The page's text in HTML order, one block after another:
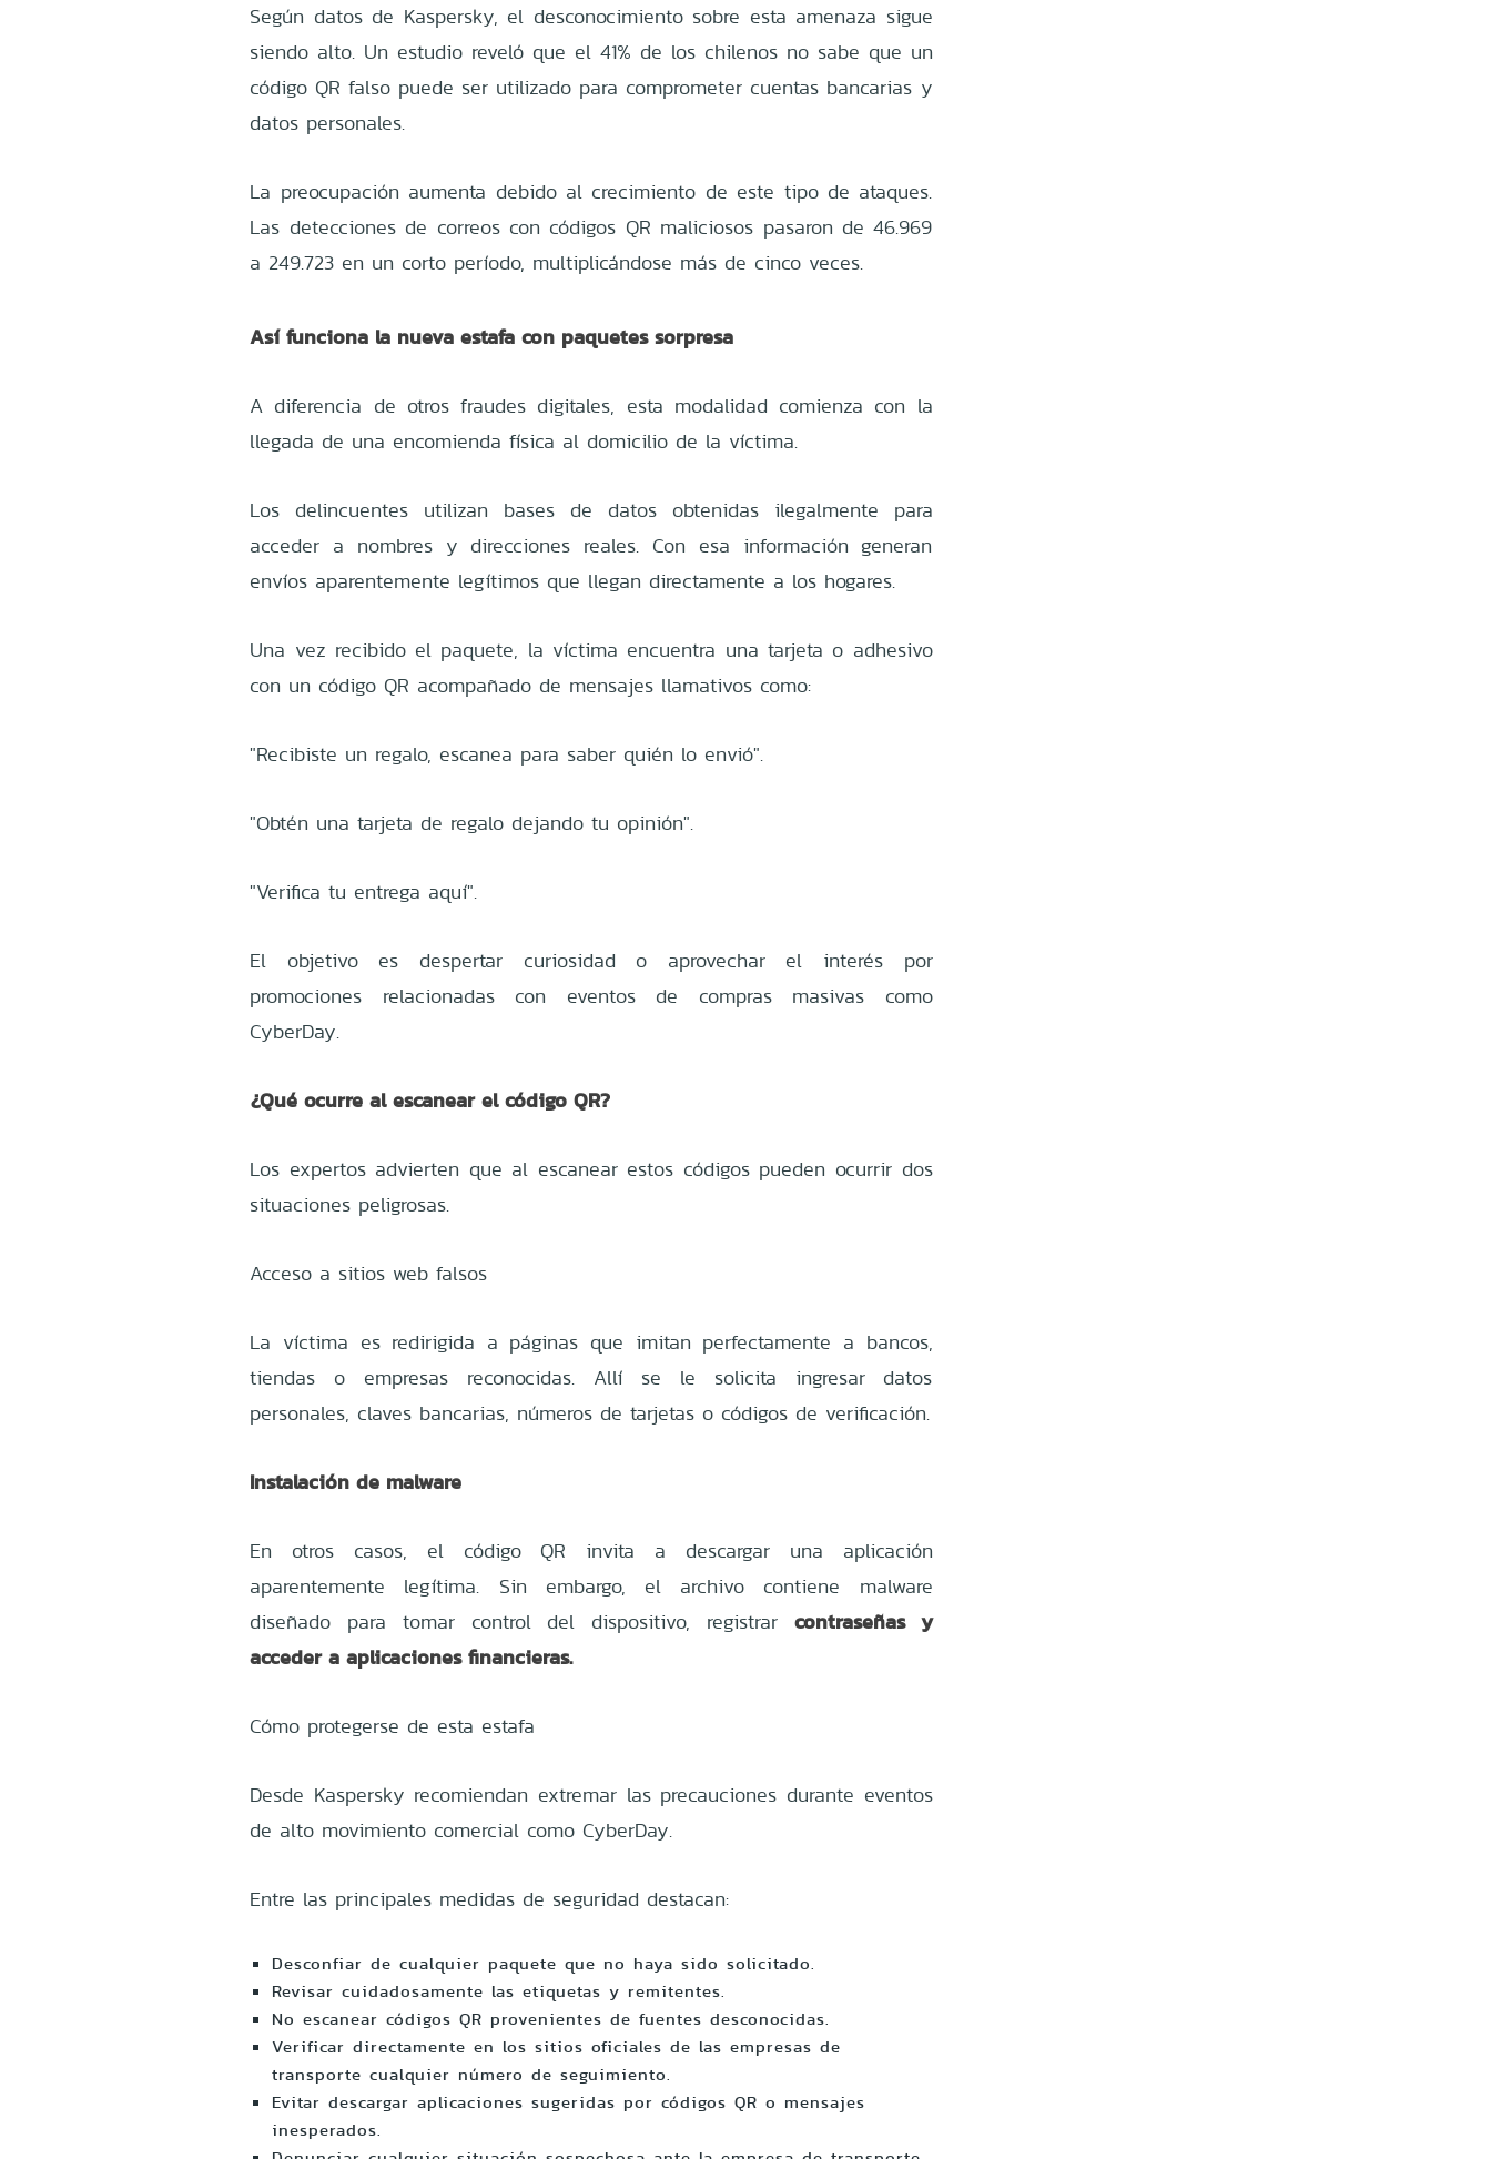
Según datos de Kaspersky, el desconocimiento sobre esta amenaza sigue
siendo alto. Un estudio reveló que el 41% de los chilenos no sabe que un
código QR falso puede ser utilizado para comprometer cuentas bancarias y
datos personales.
La preocupación aumenta debido al crecimiento de este tipo de ataques.
Las detecciones de correos con códigos QR maliciosos pasaron de 46.969
a 249.723 en un corto período, multiplicándose más de cinco veces.
Así funciona la nueva estafa con paquetes sorpresa
A diferencia de otros fraudes digitales, esta modalidad comienza con la
llegada de una encomienda física al domicilio de la víctima.
Los delincuentes utilizan bases de datos obtenidas ilegalmente para
acceder a nombres y direcciones reales. Con esa información generan
envíos aparentemente legítimos que llegan directamente a los hogares.
Una vez recibido el paquete, la víctima encuentra una tarjeta o adhesivo
con un código QR acompañado de mensajes llamativos como:
"Recibiste un regalo, escanea para saber quién lo envió".
"Obtén una tarjeta de regalo dejando tu opinión".
"Verifica tu entrega aquí".
El objetivo es despertar curiosidad o aprovechar el interés por
promociones relacionadas con eventos de compras masivas como
CyberDay.
¿Qué ocurre al escanear el código QR?
Los expertos advierten que al escanear estos códigos pueden ocurrir dos
situaciones peligrosas.
Acceso a sitios web falsos
La víctima es redirigida a páginas que imitan perfectamente a bancos,
tiendas o empresas reconocidas. Allí se le solicita ingresar datos
personales, claves bancarias, números de tarjetas o códigos de verificación.
Instalación de malware
En otros casos, el código QR invita a descargar una aplicación
aparentemente legítima. Sin embargo, el archivo contiene malware
diseñado para tomar control del dispositivo, registrar contraseñas y
acceder a aplicaciones financieras.
Cómo protegerse de esta estafa
Desde Kaspersky recomiendan extremar las precauciones durante eventos
de alto movimiento comercial como CyberDay.
Entre las principales medidas de seguridad destacan:
Desconfiar de cualquier paquete que no haya sido solicitado.
Revisar cuidadosamente las etiquetas y remitentes.
No escanear códigos QR provenientes de fuentes desconocidas.
Verificar directamente en los sitios oficiales de las empresas de
transporte cualquier número de seguimiento.
Evitar descargar aplicaciones sugeridas por códigos QR o mensajes
inesperados.